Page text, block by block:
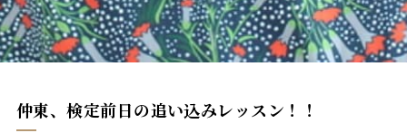
採用情報
Recruit
仲東、検定前日の追い込みレッスン！！